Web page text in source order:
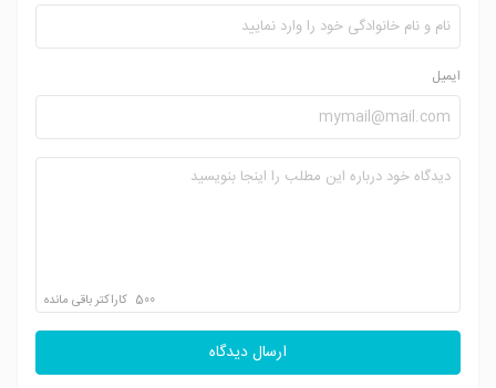
ایمیل
500 کاراکتر باقی مانده
ارسال دیدگاه